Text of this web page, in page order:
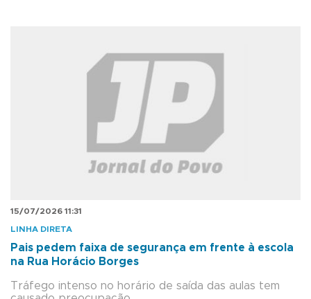
15/07/2026 11:31
LINHA DIRETA
Pais pedem faixa de segurança em frente à escola
na Rua Horácio Borges
Tráfego intenso no horário de saída das aulas tem